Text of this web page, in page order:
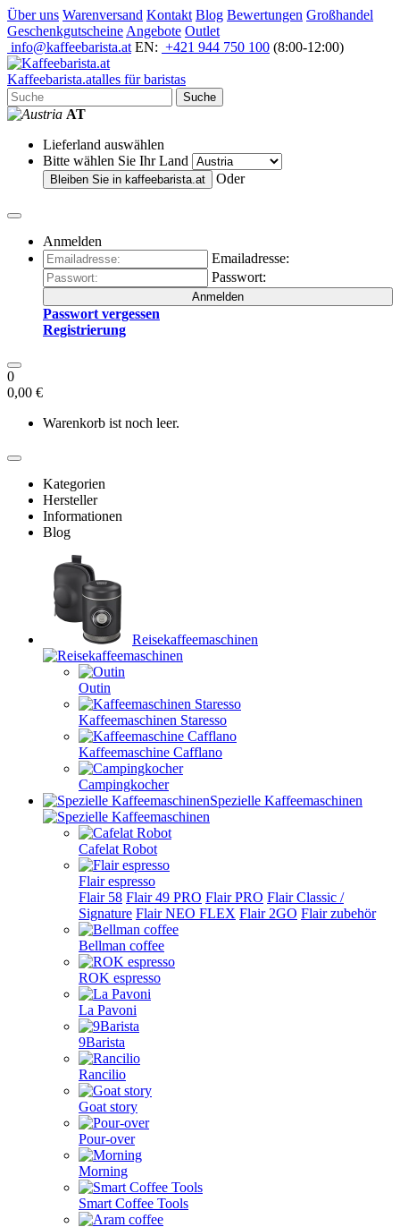
Über uns Warenversand Kontakt Blog Bewertungen Großhandel
Geschenkgutscheine Angebote Outlet
info@kaffeebarista.at EN: +421 944 750 100 (8:00-12:00)
Kaffeebarista.atalles für baristas
Suche
AT
Lieferland auswählen
Bitte wählen Sie Ihr Land
Bleiben Sie in kaffeebarista.at Oder
Anmelden
Emailadresse:
Passwort:
Anmelden
Passwort vergessen
Registrierung
0
0,00 €
Warenkorb ist noch leer.
Kategorien
Hersteller
Informationen
Blog
Reisekaffeemaschinen
Outin
Kaffeemaschinen Staresso
Kaffeemaschine Cafflano
Campingkocher
Spezielle Kaffeemaschinen
Cafelat Robot
Flair espresso
Flair 58 Flair 49 PRO Flair PRO Flair Classic /
Signature Flair NEO FLEX Flair 2GO Flair zubehör
Bellman coffee
ROK espresso
La Pavoni
9Barista
Rancilio
Goat story
Pour-over
Morning
Smart Coffee Tools